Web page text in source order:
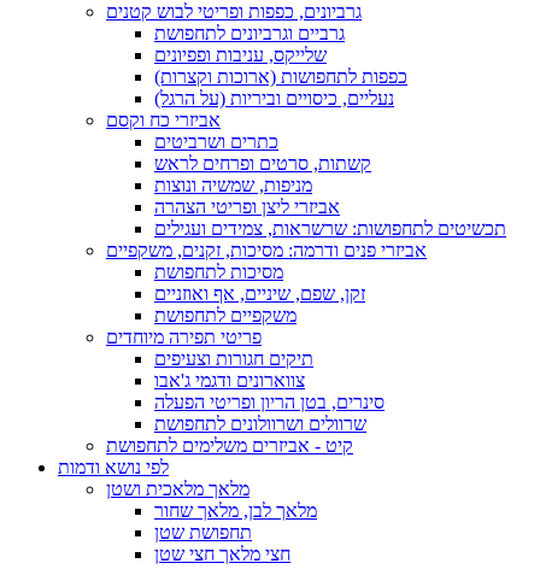
גרביונים, כפפות ופריטי לבוש קטנים
גרביים וגרביונים לתחפושת
שלייקס, עניבות ופפיונים
כפפות לתחפושות (ארוכות וקצרות)
נעליים, כיסויים וביריות (על הרגל)
אביזרי כח וקסם
כתרים ושרביטים
קשתות, סרטים ופרחים לראש
מניפות, שמשיה ונוצות
אביזרי ליצן ופריטי הצהרה
תכשיטים לתחפושות: שרשראות, צמידים ועגילים
אביזרי פנים ודרמה: מסיכות, זקנים, משקפיים
מסיכות לתחפושת
זקן, שפם, שיניים, אף ואוזניים
משקפיים לתחפושת
פריטי תפירה מיוחדים
תיקים חגורות וצעיפים
צווארונים ודגמי ג'אבו
סינרים, בטן הריון ופריטי הפעלה
שרוולים ושרוולונים לתחפושת
קיט - אביזרים משלימים לתחפושת
לפי נושא ודמות
מלאך מלאכית ושטן
מלאך לבן, מלאך שחור
תחפושת שטן
חצי מלאך חצי שטן